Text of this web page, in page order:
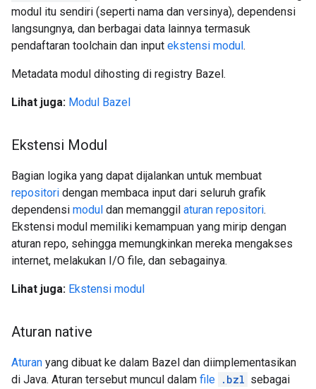
modul itu sendiri (seperti nama dan versinya), dependensi
langsungnya, dan berbagai data lainnya termasuk
pendaftaran toolchain dan input ekstensi modul.
Metadata modul dihosting di registry Bazel.
Lihat juga: Modul Bazel
Ekstensi Modul
Bagian logika yang dapat dijalankan untuk membuat
repositori dengan membaca input dari seluruh grafik
dependensi modul dan memanggil aturan repositori.
Ekstensi modul memiliki kemampuan yang mirip dengan
aturan repo, sehingga memungkinkan mereka mengakses
internet, melakukan I/O file, dan sebagainya.
Lihat juga: Ekstensi modul
Aturan native
Aturan yang dibuat ke dalam Bazel dan diimplementasikan
di Java. Aturan tersebut muncul dalam file .bzl sebagai